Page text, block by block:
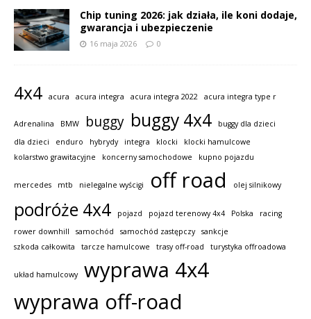
Chip tuning 2026: jak działa, ile koni dodaje,
gwarancja i ubezpieczenie
16 maja 2026 0
4x4 acura acura integra acura integra 2022 acura integra type r
Adrenalina BMW buggy buggy 4x4
buggy dla dzieci
dla dzieci
enduro hybrydy integra klocki
klocki hamulcowe
kolarstwo grawitacyjne
koncerny samochodowe kupno pojazdu
mercedes mtb nielegalne wyścigi off road olej silnikowy
podróże 4x4 pojazd pojazd terenowy 4x4 Polska
racing
rower downhill
samochód samochód zastępczy
sankcje
szkoda całkowita
tarcze hamulcowe trasy off-road turystyka offroadowa
układ hamulcowy
wyprawa 4x4
wyprawa off-road